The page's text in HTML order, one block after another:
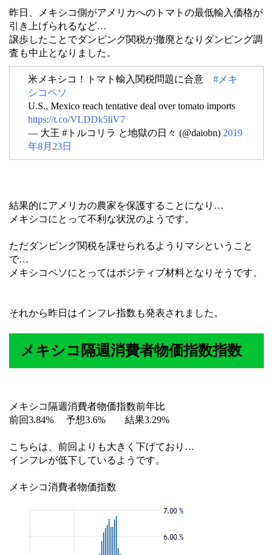
昨日、メキシコ側がアメリカへのトマトの最低輸入価格が
引き上げられるなど…
譲歩したことでダンピング関税が撤廃となりダンピング調
査も中止となりました。
米メキシコ！トマト輸入関税問題に合意 #メキ
シコペソ
U.S., Mexico reach tentative deal over tomato imports
https://t.co/VLDDk5liV7
— 大王 #トルコリラ と地獄の日々 (@daiobn) 2019
年8月23日
結果的にアメリカの農家を保護することになり…
メキシコにとって不利な状況のようです。
ただダンピング関税を課せられるようりマシということ
で…
メキシコペソにとってはポジティブ材料となりそうです。
それから昨日はインフレ指数も発表されました。
メキシコ隔週消費者物価指数指数
メキシコ隔週消費者物価指数前年比
前回3.84% 予想3.6% 結果3.29%
こちらは、前回よりも大きく下げており…
インフレが低下しているようです。
メキシコ消費者物価指数